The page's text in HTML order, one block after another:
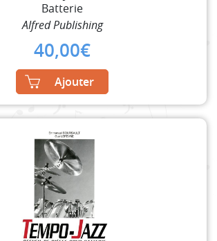
Batterie
Alfred Publishing
40,00€
Ajouter